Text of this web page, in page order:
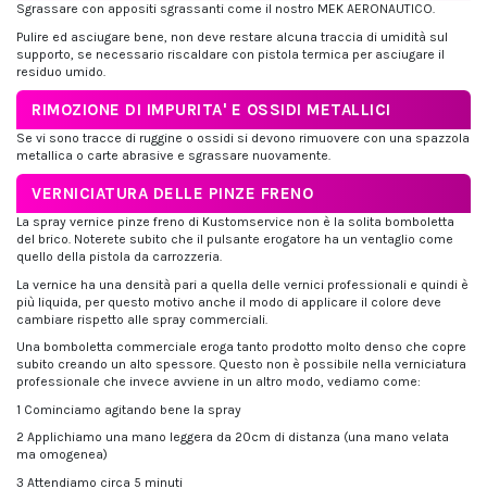
Sgrassare con appositi sgrassanti come il nostro MEK AERONAUTICO.
Pulire ed asciugare bene, non deve restare alcuna traccia di umidità sul
supporto, se necessario riscaldare con pistola termica per asciugare il
residuo umido.
RIMOZIONE DI IMPURITA' E OSSIDI METALLICI
Se vi sono tracce di ruggine o ossidi si devono rimuovere con una spazzola
metallica o carte abrasive e sgrassare nuovamente.
VERNICIATURA DELLE PINZE FRENO
La spray vernice pinze freno di Kustomservice non è la solita bomboletta
del brico. Noterete subito che il pulsante erogatore ha un ventaglio come
quello della pistola da carrozzeria.
La vernice ha una densità pari a quella delle vernici professionali e quindi è
più liquida, per questo motivo anche il modo di applicare il colore deve
cambiare rispetto alle spray commerciali.
Una bomboletta commerciale eroga tanto prodotto molto denso che copre
subito creando un alto spessore. Questo non è possibile nella verniciatura
professionale che invece avviene in un altro modo, vediamo come:
1 Cominciamo agitando bene la spray
2 Applichiamo una mano leggera da 20cm di distanza (una mano velata
ma omogenea)
3 Attendiamo circa 5 minuti